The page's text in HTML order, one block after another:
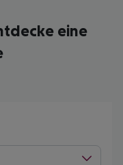
eine